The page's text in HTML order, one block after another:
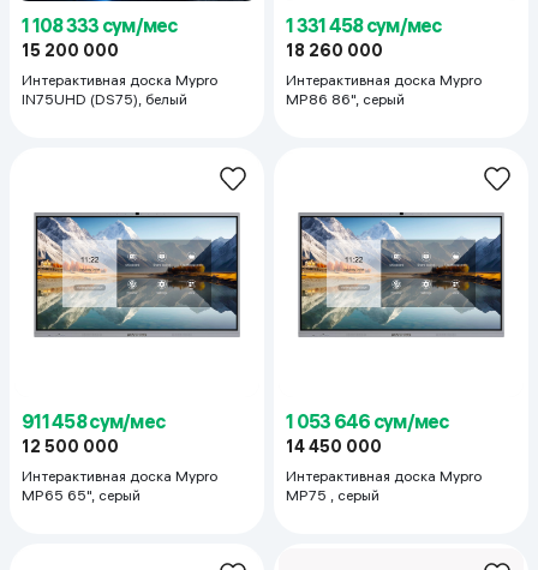
1 108 333 сум/мес
15 200 000
Интерактивная доска Mypro
IN75UHD (DS75), белый
1 331 458 сум/мес
18 260 000
Интерактивная доска Mypro
MP86 86", серый
911 458 сум/мес
12 500 000
Интерактивная доска Mypro
MP65 65", серый
1 053 646 сум/мес
14 450 000
Интерактивная доска Mypro
MP75 , серый